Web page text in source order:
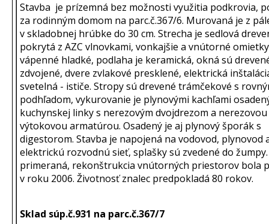
Stavba je prízemná bez možnosti využitia podkrovia,
za rodinným domom na parc.č.367/6. Murovaná je z
v skladobnej hrúbke do 30 cm. Strecha je sedlová
pokrytá z AZC vlnovkami, vonkajšie a vnútorné
vápenné hladké, podlaha je keramická, okná sú
zdvojené, dvere zvlakové presklené, elektrická
svetelná - ističe. Stropy sú drevené trámčekové s
podhľadom, vykurovanie je plynovými kachľami
kuchynskej linky s nerezovým dvojdrezom a nerezovou
výtokovou armatúrou. Osadený je aj plynový šporák s
digestorom. Stavba je napojená na vodovod, plynovod
elektrickú rozvodnú sieť, splašky sú zvedené do
primeraná, rekonštrukcia vnútorných priestorov bola
v roku 2006. Životnosť znalec predpokladá 80 rokov.
Sklad súp.č.931 na parc.č.367/7